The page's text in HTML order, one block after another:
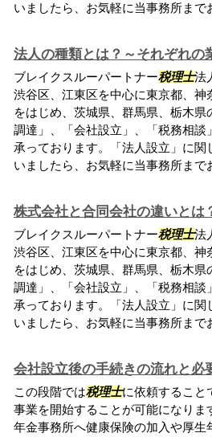
いましたら、お気軽に当事務所まで
法人の種類とは？～それぞれの
ブレイクスルーパートナー税理士法
渋谷区、江東区を中心に東京都、神
をはじめ、茨城県、群馬県、栃木県
調達」、「会社設立」、「税務相談
承っております。「法人設立」に関
いましたら、お気軽に当事務所まで
株式会社と合同会社の違いとは
ブレイクスルーパートナー税理士法
渋谷区、江東区を中心に東京都、神
をはじめ、茨城県、群馬県、栃木県
調達」、「会社設立」、「税務相談
承っております。「法人設立」に関
いましたら、お気軽に当事務所まで
会社設立後の手続きの流れと必
この段階では税理士に依頼すること
事業を開始することが可能になりま
年金事務所へ健康保険の加入や厚生